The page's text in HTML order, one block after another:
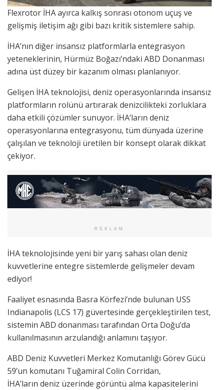
Flexrotor İHA ayırca kalkış sonrası otonom uçuş ve
gelişmiş iletişim ağı gibi bazı kritik sistemlere sahip.
İHA’nın diğer insansız platformlarla entegrasyon
yeteneklerinin, Hürmüz Boğazı’ndaki ABD Donanması
adına üst düzey bir kazanım olması planlanıyor.
Gelişen İHA teknolojisi, deniz operasyonlarında insansız
platformların rolünü artırarak denizcilikteki zorluklara
daha etkili çözümler sunuyor. İHA’ların deniz
operasyonlarına entegrasyonu, tüm dünyada üzerine
çalışılan ve teknoloji üretilen bir konsept olarak dikkat
çekiyor.
REKLAM
İHA teknolojisinde yeni bir yarış sahası olan deniz
kuvvetlerine entegre sistemlerde gelişmeler devam
ediyor!
Faaliyet esnasında Basra Körfezi’nde bulunan USS
Indianapolis (LCS 17) güvertesinde gerçekleştirilen test,
sistemin ABD donanması tarafından Orta Doğu’da
kullanılmasının arzulandığı anlamını taşıyor.
ABD Deniz Kuvvetleri Merkez Komutanlığı Görev Gücü
59’un komutanı Tuğamiral Colin Corridan,
İHA’ların deniz üzerinde görüntü alma kapasitelerini